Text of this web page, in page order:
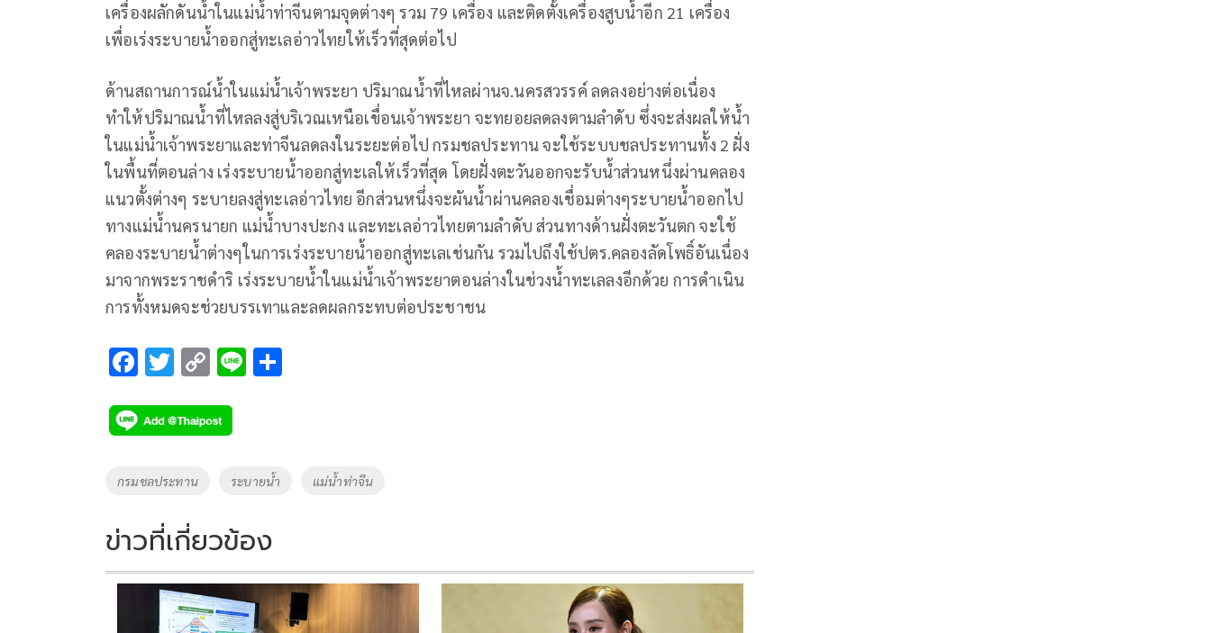
เครื่องผลักดันน้ำในแม่น้ำท่าจีนตามจุดต่างๆ รวม 79 เครื่อง และติดตั้งเครื่องสูบน้ำอีก 21 เครื่อง
เพื่อเร่งระบายน้ำออกสู่ทะเลอ่าวไทยให้เร็วที่สุดต่อไป
ด้านสถานการณ์น้ำในแม่น้ำเจ้าพระยา ปริมาณน้ำที่ไหลผ่านจ.นครสวรรค์ ลดลงอย่างต่อเนื่อง
ทำให้ปริมาณน้ำที่ไหลลงสู่บริเวณเหนือเขื่อนเจ้าพระยา จะทยอยลดลงตามลำดับ ซึ่งจะส่งผลให้น้ำ
ในแม่น้ำเจ้าพระยาและท่าจีนลดลงในระยะต่อไป กรมชลประทาน จะใช้ระบบชลประทานทั้ง 2 ฝั่ง
ในพื้นที่ตอนล่าง เร่งระบายน้ำออกสู่ทะเลให้เร็วที่สุด โดยฝั่งตะวันออกจะรับน้ำส่วนหนึ่งผ่านคลอง
แนวตั้งต่างๆ ระบายลงสู่ทะเลอ่าวไทย อีกส่วนหนึ่งจะผันน้ำผ่านคลองเชื่อมต่างๆระบายน้ำออกไป
ทางแม่น้ำนครนายก แม่น้ำบางปะกง และทะเลอ่าวไทยตามลำดับ ส่วนทางด้านฝั่งตะวันตก จะใช้
คลองระบายน้ำต่างๆในการเร่งระบายน้ำออกสู่ทะเลเช่นกัน รวมไปถึงใช้ปตร.คลองลัดโพธิ์อันเนื่อง
มาจากพระราชดำริ เร่งระบายน้ำในแม่น้ำเจ้าพระยาตอนล่างในช่วงน้ำทะเลลงอีกด้วย การดำเนิน
การทั้งหมดจะช่วยบรรเทาและลดผลกระทบต่อประชาชน
F
e
b
o
k
T
tt
er
C
p
y
Li
k
Li
Tags
กรมชลประทาน ระบายน้ำ แม่น้ำท่าจีน
ข่าวที่เกี่ยวข้อง